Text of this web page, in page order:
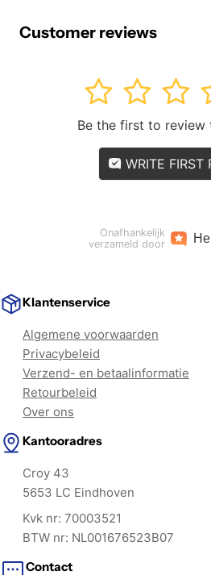
Customer reviews
3
2
1
Be the first to review
WRITE FIRST
Onafhankelijk
verzameld door
Klantenservice
Algemene voorwaarden
Privacybeleid
Verzend- en betaalinformatie
Retourbeleid
Over ons
Kantooradres
Croy 43
5653 LC Eindhoven
Kvk nr: 70003521
BTW nr: NL001676523B07
Contact